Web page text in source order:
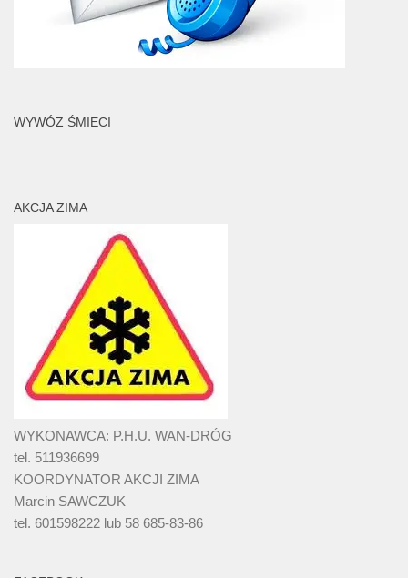
WYWÓZ ŚMIECI
AKCJA ZIMA
WYKONAWCA: P.H.U. WAN-DRÓG
tel. 511936699
KOORDYNATOR AKCJI ZIMA
Marcin SAWCZUK
tel. 601598222 lub 58 685-83-86